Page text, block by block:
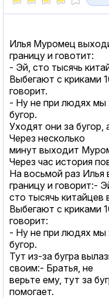
Илья Муромец
границу и говотит:
- Эй, сто тысячь
Выбeгают с криками
говорит.
- Ну не при людях мы
бугор.
Уходят они за бугор,
Через несколько
минут выходит
Через час история
На восьмой раз Илья
границу и говорит:-
сто тысячь
Выбeгают с криками
говорит:
- Ну не при людях мы
бугор.
Тут из-за бугра
своим:- Братья, не
верьте ему, тут за
помогает.